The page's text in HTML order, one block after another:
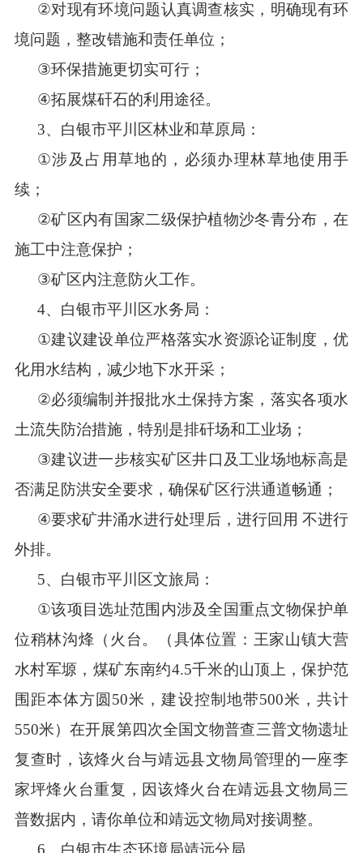
②对现有环境问题认真调查核实， 明确现有环
境问题，整改错施和责任单位；
③环保措施更切实可行；
④拓展煤矸石的利用途径。
3、 白银市平川区林业和草原局：
①涉及 占用草地的 ， 必须办理林草地使用手
续；
②矿区内有国家二级保护植物沙冬青分布 ，在
施工中注意保护 ；
③矿区内注意防火工作。
4、白银市平川区水务局：
①建议建设单位严格落实水资源论证制度，优
化用水结构，减少地下水开采；
②必须编制并报批水土保持方案，落实各项水
土流失防治措施，特别是排矸场和工业场 ；
③建议进一步核实矿区井口及工业场地标高是
否满足防洪安全要求，确保矿区行洪通道畅通 ；
④要求矿井涌水进行处理后，进行回用 不进行
外排。
5、白银市平川区文旅局：
①该项目选址范围内涉及全国重点文物保护单
位稍林沟烽（火台。（具体位置：王家山镇大营
水村军塬，煤矿东南约4.5千米的山顶上，保护范
围距本体方圆 50米，建设控制地带500米，共计
550米）在开展第四次全国文物普查三普文物遗址
复查时，该烽火台与靖远县文物局管理的一座李
家坪烽火台重复，因该烽火台在靖远县文物局三
普数据内， 请你单位和靖远文物局对接调整。
6
白银市生态环境局靖远分局